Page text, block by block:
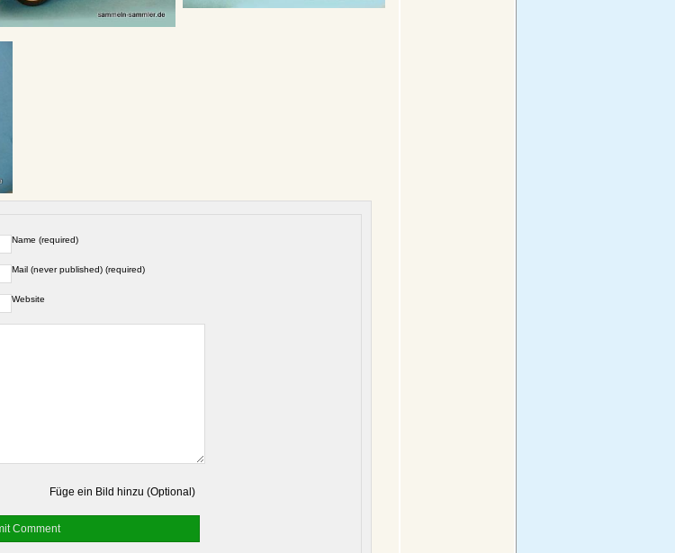
Name (required)
Mail (never published) (required)
Website
Füge ein Bild hinzu (Optional)